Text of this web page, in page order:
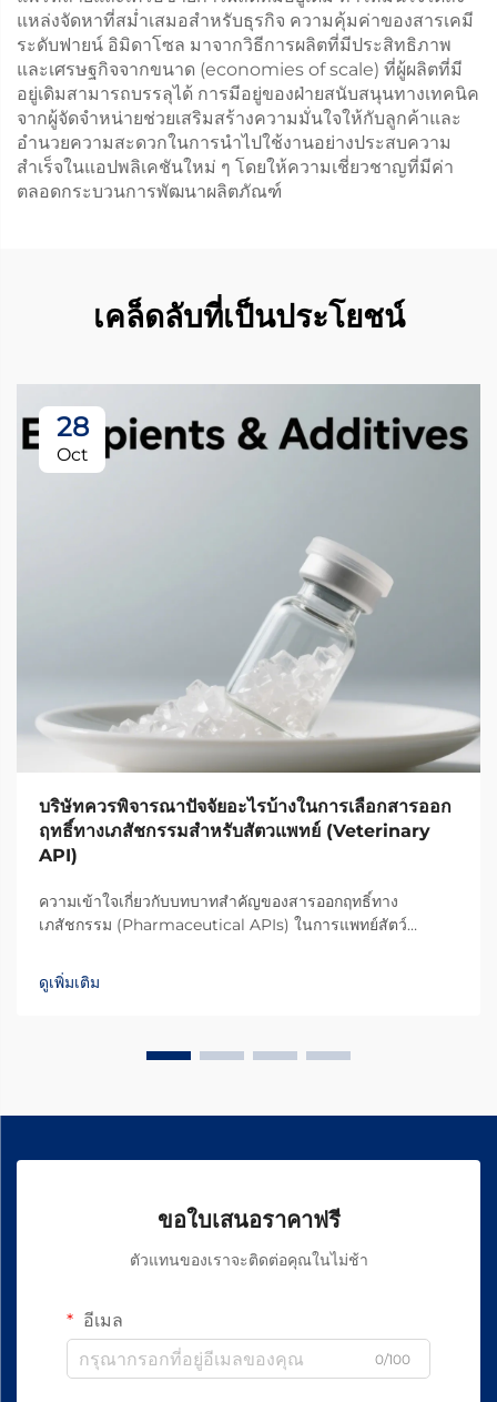
แหล่งจัดหาที่สม่ำเสมอสำหรับธุรกิจ ความคุ้มค่าของสารเคมี
ระดับฟายน์ อิมิดาโซล มาจากวิธีการผลิตที่มีประสิทธิภาพ
และเศรษฐกิจจากขนาด (economies of scale) ที่ผู้ผลิตที่มี
อยู่เดิมสามารถบรรลุได้ การมีอยู่ของฝ่ายสนับสนุนทางเทคนิค
จากผู้จัดจำหน่ายช่วยเสริมสร้างความมั่นใจให้กับลูกค้าและ
อำนวยความสะดวกในการนำไปใช้งานอย่างประสบความ
สำเร็จในแอปพลิเคชันใหม่ ๆ โดยให้ความเชี่ยวชาญที่มีค่า
ตลอดกระบวนการพัฒนาผลิตภัณฑ์
เคล็ดลับที่เป็นประโยชน์
28
Oct
บริษัทควรพิจารณาปัจจัยอะไรบ้างในการเลือกสารออก
ฤทธิ์ทางเภสัชกรรมสำหรับสัตวแพทย์ (Veterinary
API)
ความเข้าใจเกี่ยวกับบทบาทสำคัญของสารออกฤทธิ์ทาง
เภสัชกรรม (Pharmaceutical APIs) ในการแพทย์สัตว์
ไม่กี่ปีที่ผ่านมา โดยมีการให้ความสำคัญเพิ่มมากขึ้นกับคุณภาพ
และประสิทธิภาพของยาสำหรับสัตว์ ที่หัวใจของ...
ดูเพิ่มเติม
ขอใบเสนอราคาฟรี
ตัวแทนของเราจะติดต่อคุณในไม่ช้า
อีเมล
0/100